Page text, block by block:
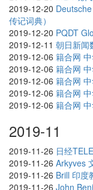
2019-12-20
传记词典）
2019-12-20 PQDT
2019-12-11 朝日新闻
2019-12-06 籍合网
2019-12-06 籍合网
2019-12-06 籍合网
2019-12-06 籍合网
2019-12-06 籍合网
2019-11
2019-11-26 日经
2019-11-26 Arkyves
2019-11-26 Brill 印度
2019-11-26 John